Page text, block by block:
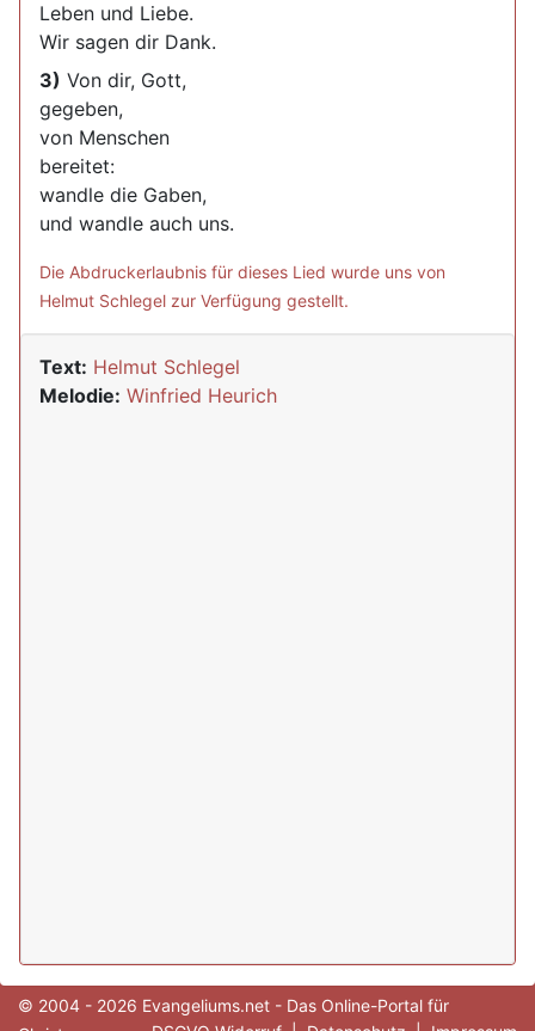
Leben und Liebe.
Wir sagen dir Dank.
3) Von dir, Gott,
gegeben,
von Menschen
bereitet:
wandle die Gaben,
und wandle auch uns.
Die Abdruckerlaubnis für dieses Lied wurde uns von
Helmut Schlegel zur Verfügung gestellt.
Text: Helmut Schlegel
Melodie: Winfried Heurich
© 2004 - 2026 Evangeliums.net - Das Online-Portal für